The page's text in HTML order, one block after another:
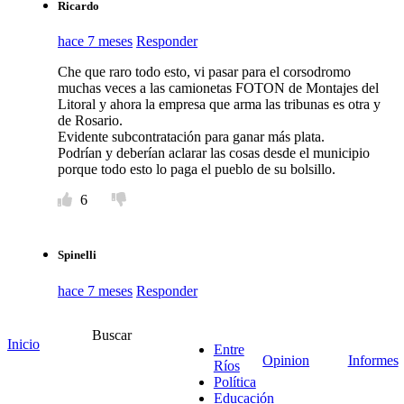
Ricardo
hace 7 meses Responder
Che que raro todo esto, vi pasar para el corsodromo
muchas veces a las camionetas FOTON de Montajes del
Litoral y ahora la empresa que arma las tribunas es otra y
de Rosario.
Evidente subcontratación para ganar más plata.
Podrían y deberían aclarar las cosas desde el municipio
porque todo esto lo paga el pueblo de su bolsillo.
6
Spinelli
hace 7 meses Responder
de Concordia acaba de adjudicar $229.904.000,00 por el
alquiler de tribunas para el Carnaval 2026. Un proceso
que huele mal de principio a fin:
EL «SOLITARIO»: Se presentó una sola empresa
Inicio
Buscar
Entre
Ríos
Política
Educación
Opinion Informes